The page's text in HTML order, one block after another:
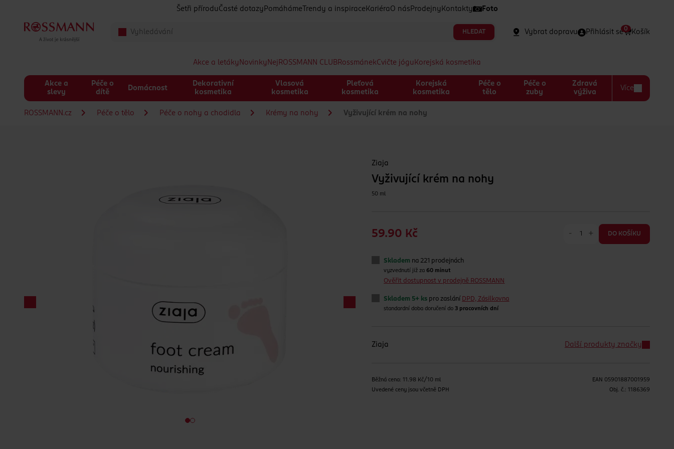
Šetři přírodu Časté dotazy Pomáháme Trendy a inspirace Kariéra O nás Prodejny Kontakty Foto
HLEDAT Vybrat dopravu Přihlásit se Košík
0
Akce a letáky Novinky Nej ROSSMANN CLUBRossmánekCvičte jógu Korejská kosmetika
Akce a
slevy
Péče o
dítě
Domácnost
Dekorativní
kosmetika
Vlasová
kosmetika
Pleťová
kosmetika
Korejská
kosmetika
Péče o
tělo
Péče o
zuby
Zdravá
výživa
Více
ROSSMANN.cz Péče o tělo Péče o nohy a chodidla Krémy na nohy Vyživující krém na nohy
Ziaja
Vyživující krém na nohy
50 ml
59.90 Kč - + DO KOŠÍKU
Skladem na 221 prodejnách
vyzvednutí již za60 minut
Ověřit dostupnost v prodejně ROSSMANN
Skladem 5+ ks pro zaslání DPD, Zásilkovna
standardní doba doručení do 3 pracovních dní
Ziaja Další produkty značky
Běžná cena: 11.98 Kč/10 ml
Uvedené ceny jsou včetně DPH
EAN 05901887001959
Obj. č.: 1186369